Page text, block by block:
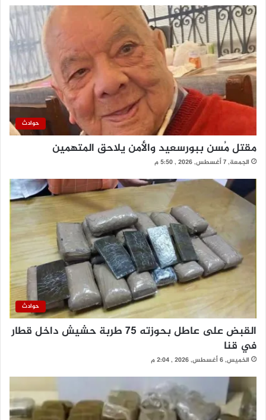
حوادث
مقتل مُسن ببورسعيد والأمن يلاحق المتهمين
الجمعة, 7 أغسطس, 2026 , 5:50 م
حوادث
القبض على عاطل بحوزته 75 طربة حشيش داخل قطار
في قنا
الخميس, 6 أغسطس, 2026 , 2:04 م